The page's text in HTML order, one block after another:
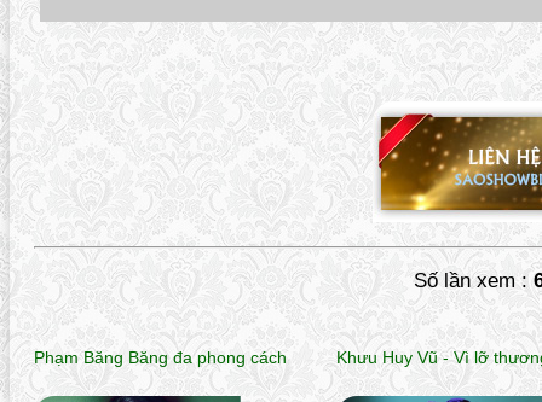
Số lần xem :
Phạm Băng Băng đa phong cách Khưu Huy Vũ - Vì lỡ